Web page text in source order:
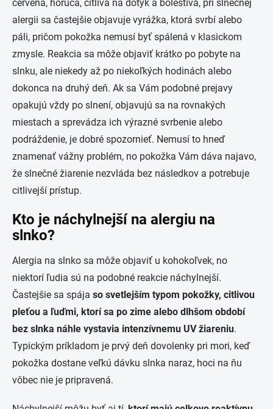
červená, horúca, citlivá na dotyk a bolestivá, pri slnečnej
alergii sa častejšie objavuje vyrážka, ktorá svrbí alebo
páli, pričom pokožka nemusí byť spálená v klasickom
zmysle. Reakcia sa môže objaviť krátko po pobyte na
slnku, ale niekedy až po niekoľkých hodinách alebo
dokonca na druhý deň. Ak sa Vám podobné prejavy
opakujú vždy po slnení, objavujú sa na rovnakých
miestach a sprevádza ich výrazné svrbenie alebo
podráždenie, je dobré spozornieť. Nemusí to hneď
znamenať vážny problém, no pokožka Vám dáva najavo,
že slnečné žiarenie nezvláda bez následkov a potrebuje
citlivejší prístup.
Kto je náchylnejší na alergiu na
slnko?
Alergia na slnko sa môže objaviť u kohokoľvek, no
niektorí ľudia sú na podobné reakcie náchylnejší.
Častejšie sa spája so svetlejším typom pokožky, citlivou
pleťou a ľuďmi, ktorí sa po zime alebo dlhšom období
bez slnka náhle vystavia intenzívnemu UV žiareniu.
Typickým príkladom je prvý deň dovolenky pri mori, keď
pokožka dostane veľkú dávku slnka naraz, hoci na ňu
vôbec nie je pripravená.